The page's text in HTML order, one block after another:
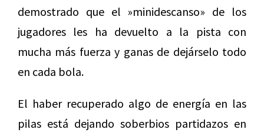
demostrado que el »minidescanso» de los
jugadores les ha devuelto a la pista con
mucha más fuerza y ganas de dejárselo todo
en cada bola.
El haber recuperado algo de energía en las
pilas está dejando soberbios partidazos en